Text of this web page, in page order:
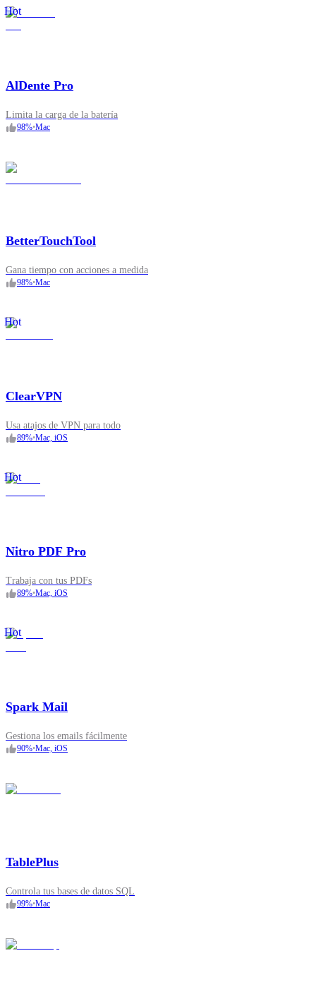
Hot
AlDente Pro
Limita la carga de la batería
98%•Mac
BetterTouchTool
Gana tiempo con acciones a medida
98%•Mac
Hot
ClearVPN
Usa atajos de VPN para todo
89%•Mac, iOS
Hot
Nitro PDF Pro
Trabaja con tus PDFs
89%•Mac, iOS
Hot
Spark Mail
Gestiona los emails fácilmente
90%•Mac, iOS
TablePlus
Controla tus bases de datos SQL
99%•Mac